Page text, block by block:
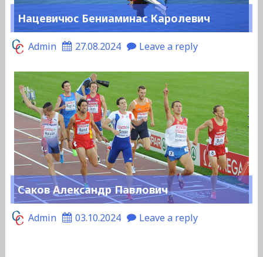
Нацевичюс Бениаминас Каролевич
Admin 27.08.2024 Leave a reply
Саков Александр Павлович
Admin 03.10.2024 Leave a reply